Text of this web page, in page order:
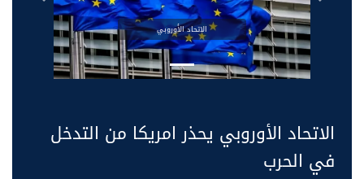
الاتحاد الأوروبي
الاتحاد الأوروبي يحذر امريكا من التدخل
في الحرب